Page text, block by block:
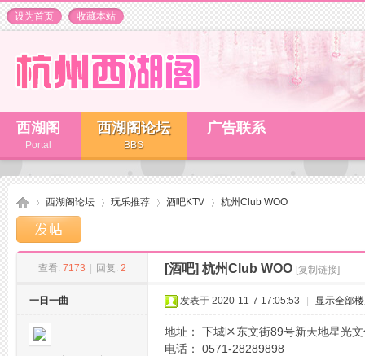
设为首页 收藏本站
西湖阁
Portal
西湖阁论坛
BBS
广告联系
西湖阁论坛
›
玩乐推荐 酒吧KTV
›
杭州Club WOO
查看: 7173 回复: 2 [酒吧] 杭州Club WOO [复制链接]
一日一曲 发表于 2020-11-7 17:05:53 显示全部
地址： 下城区东文街89号新天地星光
电话： 0571-28289898